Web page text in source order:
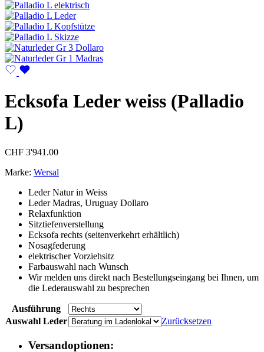
Ecksofa Leder weiss (Palladio
L)
CHF 3'941.00
Marke: Wersal
Leder Natur in Weiss
Leder Madras, Uruguay Dollaro
Relaxfunktion
Sitztiefenverstellung
Ecksofa rechts (seitenverkehrt erhältlich)
Nosagfederung
elektrischer Vorziehsitz
Farbauswahl nach Wunsch
Wir melden uns direkt nach Bestellungseingang bei Ihnen, um
die Lederauswahl zu besprechen
Ausführung
Auswahl Leder
Zurücksetzen
Versandoptionen: